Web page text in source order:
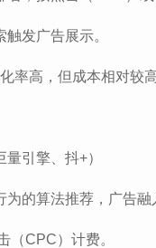
发广告展示。
率高，但成本相对较高
引擎、抖+）
为的算法推荐，广告融
（CPC）计费。